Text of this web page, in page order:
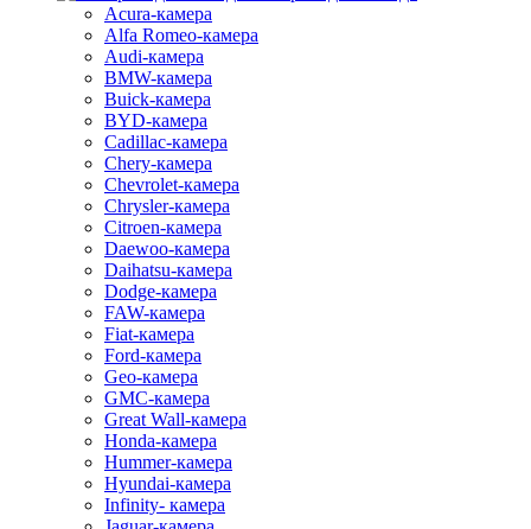
Acura-камера
Alfa Romeo-камера
Audi-камера
BMW-камера
Buick-камера
BYD-камера
Cadillac-камера
Chery-камера
Chevrolet-камера
Chrysler-камера
Citroen-камера
Daewoo-камера
Daihatsu-камера
Dodge-камера
FAW-камера
Fiat-камера
Ford-камера
Geo-камера
GMC-камера
Great Wall-камера
Honda-камера
Hummer-камера
Hyundai-камера
Infinity- камера